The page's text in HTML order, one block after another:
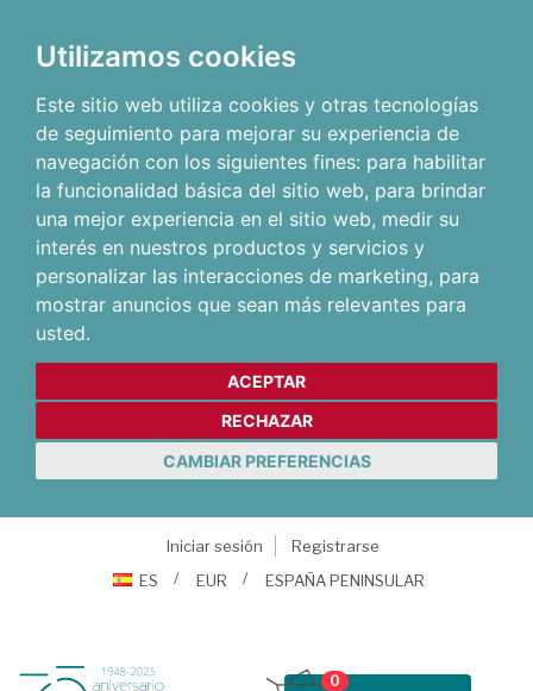
Utilizamos cookies
Este sitio web utiliza cookies y otras tecnologías
de seguimiento para mejorar su experiencia de
navegación con los siguientes fines: para habilitar
la funcionalidad básica del sitio web, para brindar
una mejor experiencia en el sitio web, medir su
interés en nuestros productos y servicios y
personalizar las interacciones de marketing, para
mostrar anuncios que sean más relevantes para
usted.
ACEPTAR
RECHAZAR
CAMBIAR PREFERENCIAS
Iniciar sesión
Registrarse
ES
EUR ESPAÑA PENINSULAR
0